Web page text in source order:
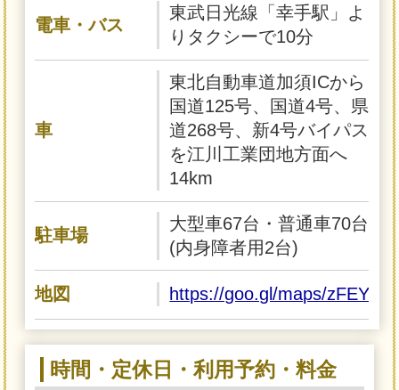
電車・バス
東武日光線「幸手駅」よ
りタクシーで10分
車
東北自動車道加須ICから
国道125号、国道4号、県
道268号、新4号バイパス
を江川工業団地方面へ
14km
駐車場
大型車67台・普通車70台
(内身障者用2台)
地図 https://goo.gl/maps/
時間・定休日・利用予約・料金